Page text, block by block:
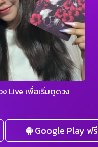
Live เพื่อเริ่มดูดวง
Google Play ฟรี